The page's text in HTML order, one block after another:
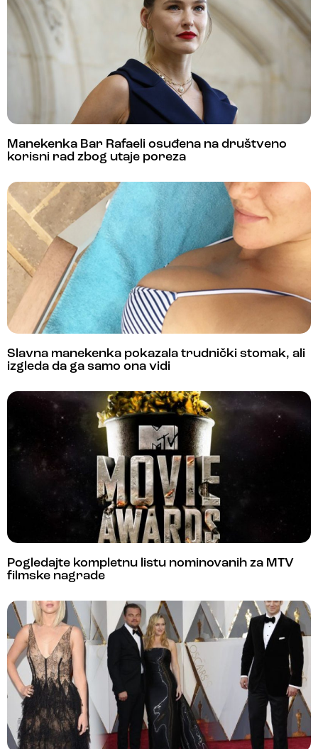
Manekenka Bar Rafaeli osuđena na društveno
korisni rad zbog utaje poreza
Slavna manekenka pokazala trudnički stomak, ali
izgleda da ga samo ona vidi
Pogledajte kompletnu listu nominovanih za MTV
filmske nagrade